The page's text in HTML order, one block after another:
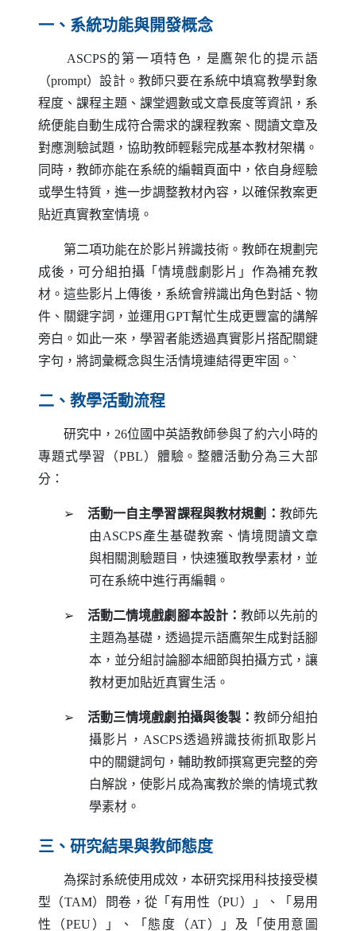
一、系統功能與開發概念
ASCPS的第一項特色，是鷹架化的提示語
（prompt）設計。教師只要在系統中填寫教學對象
程度、課程主題、課堂週數或文章長度等資訊，系
統便能自動生成符合需求的課程教案、閱讀文章及
對應測驗試題，協助教師輕鬆完成基本教材架構。
同時，教師亦能在系統的編輯頁面中，依自身經驗
或學生特質，進一步調整教材內容，以確保教案更
貼近真實教室情境。
第二項功能在於影片辨識技術。教師在規劃完
成後，可分組拍攝「情境戲劇影片」作為補充教
材。這些影片上傳後，系統會辨識出角色對話、物
件、關鍵字詞，並運用 GPT幫忙生成更豐富的講解
旁白。如此一來，學習者能透過真實影片搭配關鍵
字句，將詞彙概念與生活情境連結得更牢固。`
二、教學活動流程
研究中，26位國中英語教師參與了約六小時的
專題式學習（PBL）體驗。整體活動分為三大部
分：
➢ 活動一自主學習課程與教材規劃： 教師先
由ASCPS產生基礎教案、情境閱讀文章
與相關測驗題目，快速獲取教學素材，並
可在系統中進行再編輯。
➢ 活動二情境戲劇腳本設計：教師以先前的
主題為基礎，透過提示語鷹架生成對話腳
本，並分組討論腳本細節與拍攝方式，讓
教材更加貼近真實生活。
➢ 活動三情境戲劇拍攝與後製：教師分組拍
攝影片， ASCPS透過辨識技術抓取影片
中的關鍵詞句，輔助教師撰寫更完整的旁
白解說，使影片成為寓教於樂的情境式教
學素材。
三、研究結果與教師態度
為探討系統使用成效，本研究採用科技接受模
型（TAM）問卷，從「有用性（PU）」、「易用
性（PEU ）」、「態度（AT）」及「使用意圖